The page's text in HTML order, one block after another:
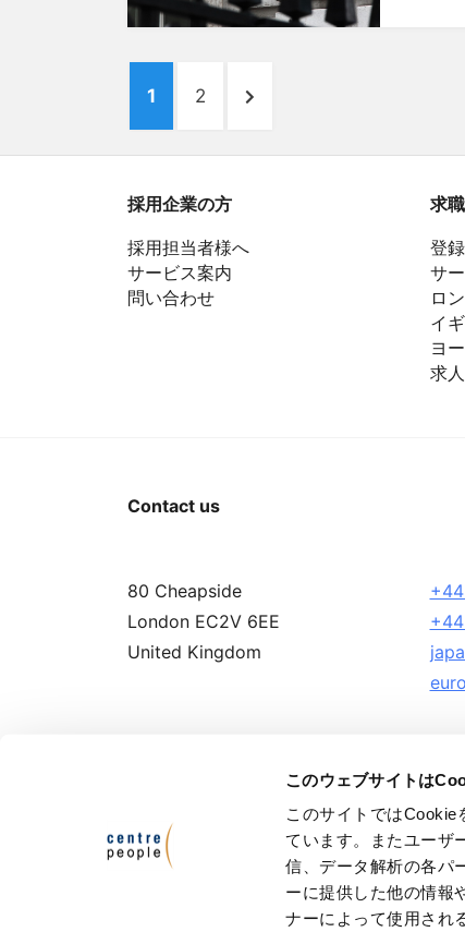
このウェブサイトは
このサイトではCookie
ています。またユーザ
信、データ解析の各パ
ーに提供した他の情報
ナーによって使用され
ナ
ビ
ゲ
ー
シ
ペ
ー
ジ
1
ペ
ジ
2
次
ペ
へ
採用企業の方
採用担当者様へ
サービス案内
問い合わせ
求
登
サ
ロ
イ
ヨ
求
Contact us
80 Cheapside
London EC2V 6EE
United Kingdom
Terms and Conditions Privacy Policy